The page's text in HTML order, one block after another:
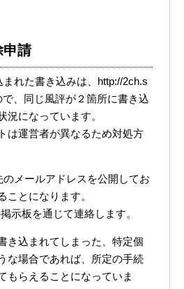
申請
まれた書き込みは、http://2ch.s
、同じ風評が２箇所に書き込
況になっています。
は運営者が異なるため対処方
のメールアドレスを公開してお
ことになります。
示板を通じて連絡します。
き込まれてしまった、特定個
な場合であれば、所定の手続
もらえることになっていま